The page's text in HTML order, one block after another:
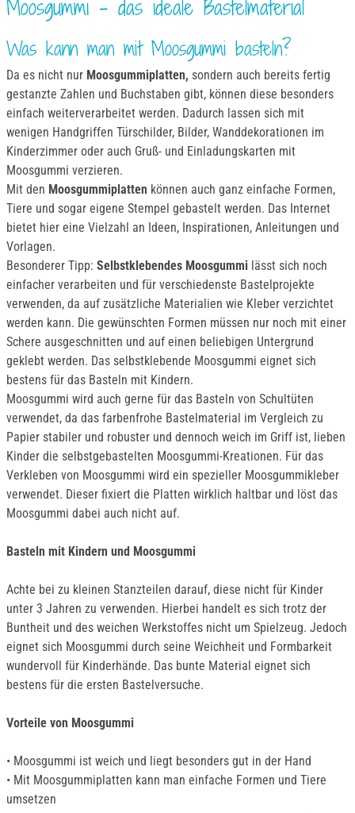
Moosgummi - das ideale Bastelmaterial
Was kann man mit Moosgummi basteln?
Da es nicht nur Moosgummiplatten, sondern auch bereits fertig
gestanzte Zahlen und Buchstaben gibt, können diese besonders
einfach weiterverarbeitet werden. Dadurch lassen sich mit
wenigen Handgriffen Türschilder, Bilder, Wanddekorationen im
Kinderzimmer oder auch Gruß- und Einladungskarten mit
Moosgummi verzieren.
Mit den Moosgummiplatten können auch ganz einfache Formen,
Tiere und sogar eigene Stempel gebastelt werden. Das Internet
bietet hier eine Vielzahl an Ideen, Inspirationen, Anleitungen und
Vorlagen.
Besonderer Tipp: Selbstklebendes Moosgummi lässt sich noch
einfacher verarbeiten und für verschiedenste Bastelprojekte
verwenden, da auf zusätzliche Materialien wie Kleber verzichtet
werden kann. Die gewünschten Formen müssen nur noch mit einer
Schere ausgeschnitten und auf einen beliebigen Untergrund
geklebt werden. Das selbstklebende Moosgummi eignet sich
bestens für das Basteln mit Kindern.
Moosgummi wird auch gerne für das Basteln von Schultüten
verwendet, da das farbenfrohe Bastelmaterial im Vergleich zu
Papier stabiler und robuster und dennoch weich im Griff ist, lieben
Kinder die selbstgebastelten Moosgummi-Kreationen. Für das
Verkleben von Moosgummi wird ein spezieller Moosgummikleber
verwendet. Dieser fixiert die Platten wirklich haltbar und löst das
Moosgummi dabei auch nicht auf.
Basteln mit Kindern und Moosgummi
Achte bei zu kleinen Stanzteilen darauf, diese nicht für Kinder
unter 3 Jahren zu verwenden. Hierbei handelt es sich trotz der
Buntheit und des weichen Werkstoffes nicht um Spielzeug. Jedoch
eignet sich Moosgummi durch seine Weichheit und Formbarkeit
wundervoll für Kinderhände. Das bunte Material eignet sich
bestens für die ersten Bastelversuche.
Vorteile von Moosgummi
• Moosgummi ist weich und liegt besonders gut in der Hand
• Mit Moosgummiplatten kann man einfache Formen und Tiere
umsetzen